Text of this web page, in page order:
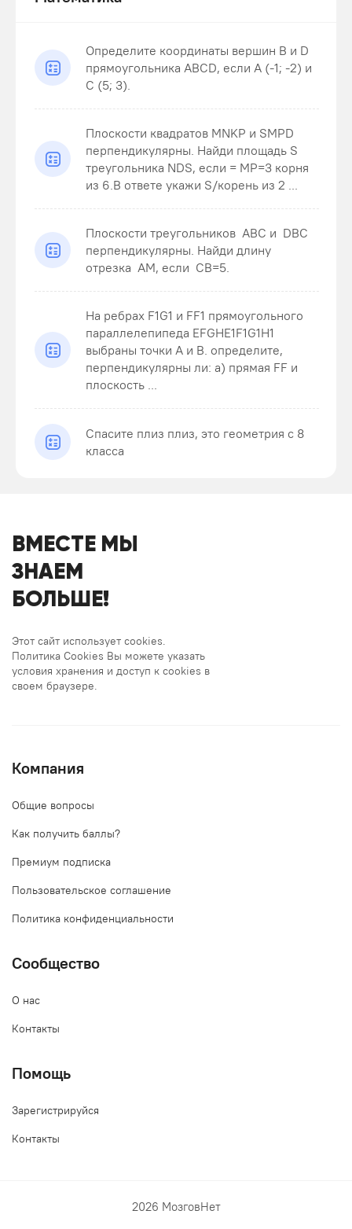
Определите координаты вершин В и D
прямоугольника ABCD, если А (-1; -2) и
С (5; 3).
Плоскости квадратов MNKP и SMPD
перпендикулярны. Найди площадь S
треугольника NDS , если = MP=3 корня
из 6.В ответе укажи S/корень из 2 ...
Плоскости треугольников ABC и DBC
перпендикулярны. Найди длину
отрезка AM , если CB=5 .
На ребрах F1G1 и FF1 прямоугольного
параллелепипеда EFGHE1F1G1H1
выбраны точки A и B. определите,
перпендикулярны ли: а) прямая FF и
плоскость ...
Спасите плиз плиз, это геометрия с 8
класса
ВМЕСТЕ МЫ
ЗНАЕМ
БОЛЬШЕ!
Этот сайт использует cookies.
Политика Cookies Вы можете указать
условия хранения и доступ к cookies в
своем браузере.
Компания
Общие вопросы
Как получить баллы?
Премиум подписка
Пользовательское соглашение
Политика конфиденциальности
Сообщество
О нас
Контакты
Помощь
Зарегистрируйся
Контакты
2026 МозговНет